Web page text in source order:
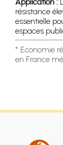
résistance
essentielle
espaces
* Economie
en France